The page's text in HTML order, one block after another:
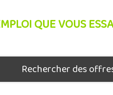
QUE VOUS
Rechercher des